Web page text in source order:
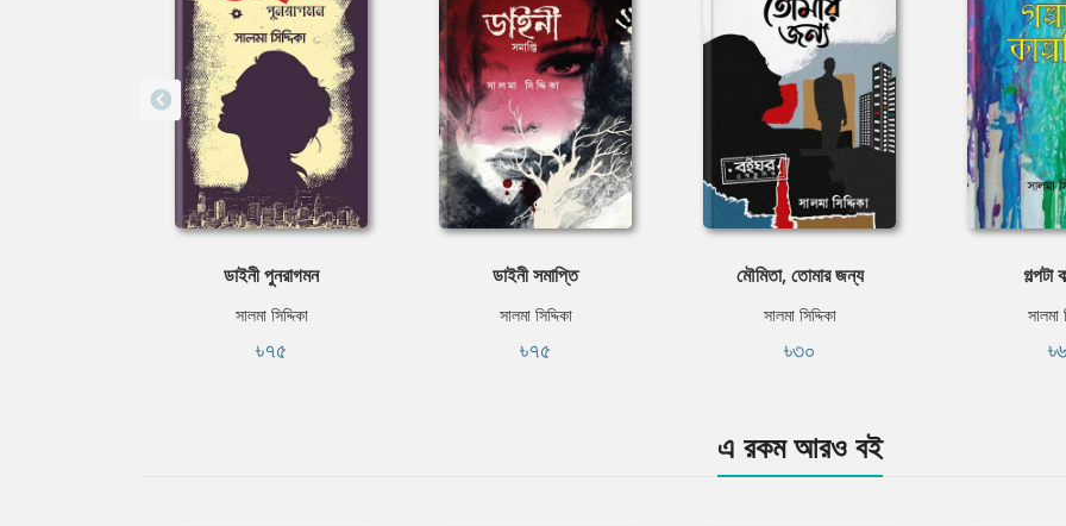
ডাইনী পুনরাগমন
সালমা সিদ্দিকা
৳৭৫
ডাইনী সমাপ্তি
সালমা সিদ্দিকা
৳৭৫
মৌমিতা, তোমার জন্য
সালমা সিদ্দিকা
৳৩০
গল্পটা
সালমা
এ রকম আরও বই